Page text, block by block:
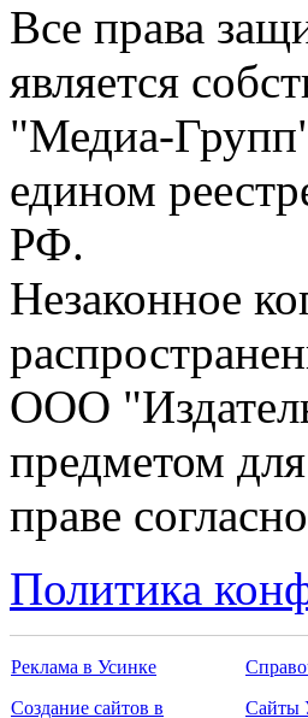
Все права
является
"Медиа-
едином
РФ.
Незаконное
ООО
предметом
праве
Политика
Реклама в Усинке
Создание сайтов в
Сайты